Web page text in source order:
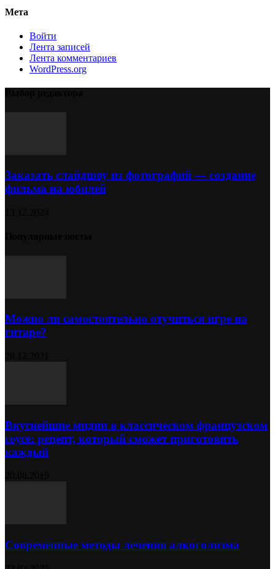
Мета
Войти
Лента записей
Лента комментариев
WordPress.org
Заказать слайдшоу из фотографий — создание
фильма на юбилей
Можно ли самостоятельно отучиться игре на
гитаре?
Вкуснейшие мидии в классическом французском
соусе: рецепт, который сможет приготовить
каждый
Современные методы лечения алкоголизма